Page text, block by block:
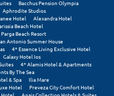
Bacchus Pension Olympia
Aphrodite Studios
Hotel
Alexandra Hotel
Beach Hotel
Beach Resort
Antonio Summer House
4* Essence Living Exclusive Hotel
Galaxy Hotel Ios
4* Alamis Hotel & Apartments
By The Sea
& Spa
Ilia Mare
Hotel
Preveza City Comfort Hotel